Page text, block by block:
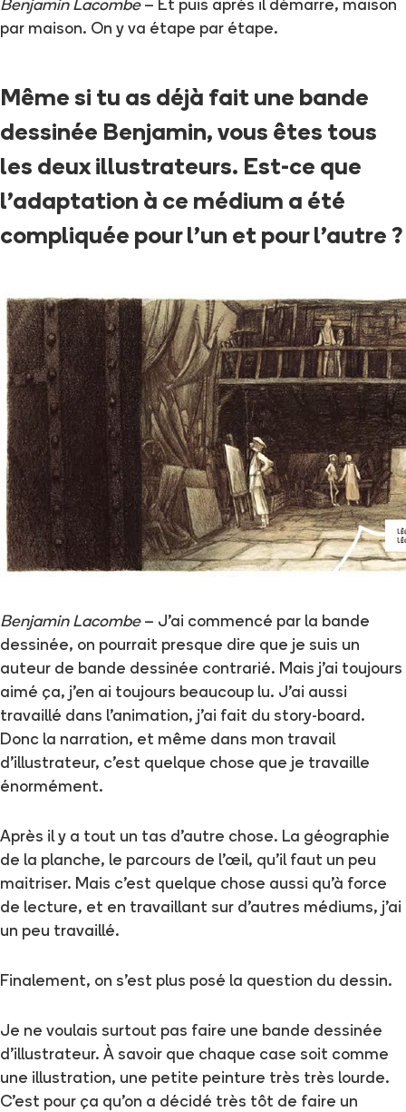
Benjamin Lacombe– Et puis après il démarre, maison
par maison. On y va étape par étape.
Même si tu as déjà fait une bande
dessinée Benjamin, vous êtes tous
les deux illustrateurs. Est-ce que
l'adaptation à ce médium a été
compliquée pour l'un et pour l'autre ?
Benjamin Lacombe– J'ai commencé par la bande
dessinée, on pourrait presque dire que je suis un
auteur de bande dessinée contrarié. Mais j'ai toujours
aimé ça, j'en ai toujours beaucoup lu. J'ai aussi
travaillé dans l'animation, j'ai fait du story-board.
Donc la narration, et même dans mon travail
d'illustrateur, c'est quelque chose que je travaille
énormément.
Après il y a tout un tas d'autre chose. La géographie
de la planche, le parcours de l'œil, qu'il faut un peu
maitriser. Mais c'est quelque chose aussi qu'à force
de lecture, et en travaillant sur d'autres médiums, j'ai
un peu travaillé.
Finalement, on s'est plus posé la question du dessin.
Je ne voulais surtout pas faire une bande dessinée
d'illustrateur. À savoir que chaque case soit comme
une illustration, une petite peinture très très lourde.
C'est pour ça qu'on a décidé très tôt de faire un